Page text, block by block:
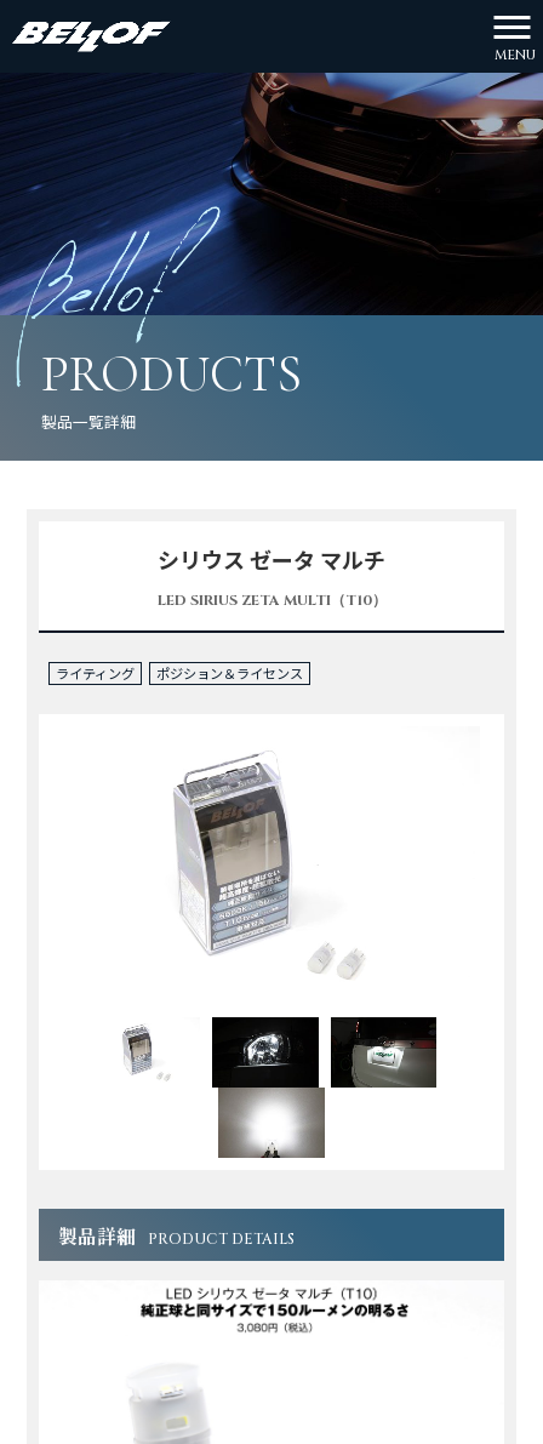
MENU
PRODUCTS
製品一覧詳細
シリウス ゼータ マルチ
LED SIRIUS ZETA MULTI（T10）
ライティング ポジション＆ライセンス
製品詳細 PRODUCT DETAILS